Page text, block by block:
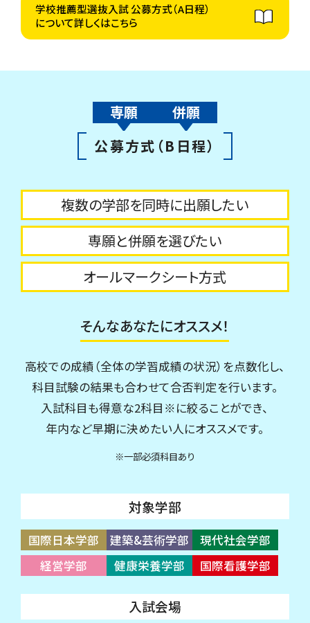
学校推薦型選抜入試 公募方式（A日程）
について詳しくはこちら
専願
併願
公募方式（B日程）
複数の学部を同時に出願したい
専願と併願を選びたい
オールマークシート方式
そんなあなたにオススメ！
高校での成績（全体の学習成績の状況）を点数化し、
科目試験の結果も合わせて合否判定を行います。
入試科目も得意な2科目※に絞ることができ、
年内など早期に決めたい人にオススメです。
※一部必須科目あり
対象学部
国際日本学部 建築&芸術学部
現代社会学部
経営学部
健康栄養学部 国際看護学部
入試会場